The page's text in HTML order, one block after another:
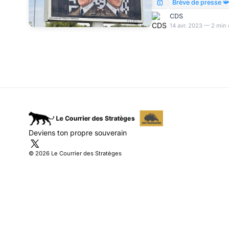
certains cas, deux ans
pente vichyste de la
Brève de presse 📯
CDS
14 avr. 2023 — 2 min
Deviens ton propre souverain
© 2026 Le Courrier des Stratèges